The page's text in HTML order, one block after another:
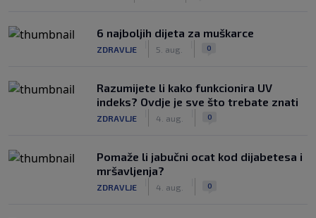
6 najboljih dijeta za muškarce
ZDRAVLJE 5. aug. 0
Razumijete li kako funkcionira UV
indeks? Ovdje je sve što trebate znati
ZDRAVLJE 4. aug. 0
Pomaže li jabučni ocat kod dijabetesa i
mršavljenja?
ZDRAVLJE 4. aug. 0